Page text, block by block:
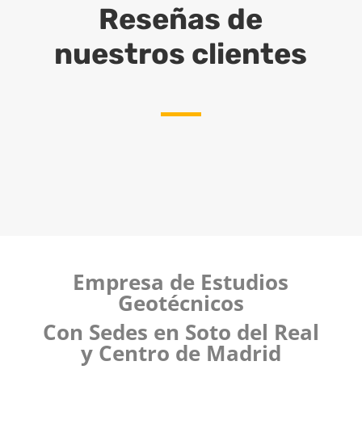
Reseñas de
nuestros clientes
Empresa de Estudios
Geotécnicos
Con Sedes en Soto del Real
y Centro de Madrid